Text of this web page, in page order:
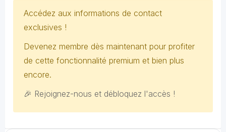
Accédez aux informations de contact
exclusives !
Devenez membre dès maintenant pour profiter
de cette fonctionnalité premium et bien plus
encore.
🎉 Rejoignez-nous et débloquez l'accès !